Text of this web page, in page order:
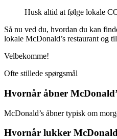
Husk altid at følge lokale
Så nu ved du, hvordan du kan
lokale McDonald’s restaurant og
Velbekomme!
Ofte stillede spørgsmål
Hvornår åbner
McDonald’s åbner typisk om
Hvornår lukker